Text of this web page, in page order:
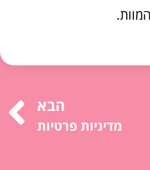
הבא
מדיניות פרטיות